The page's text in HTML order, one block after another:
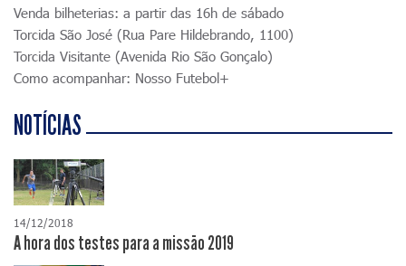
Venda bilheterias: a partir das 16h de sábado
Torcida São José (Rua Pare Hildebrando, 1100)
Torcida Visitante (Avenida Rio São Gonçalo)
Como acompanhar: Nosso Futebol+
NOTÍCIAS
14/12/2018
A hora dos testes para a missão 2019